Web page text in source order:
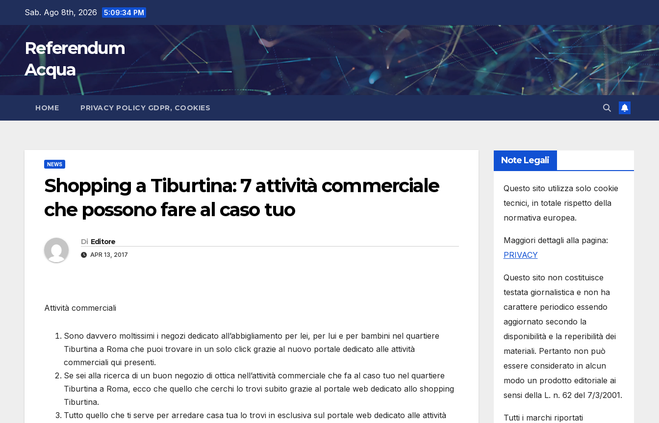
contenuto
Sab. Ago 8th, 2026 5:09:35 PM
Referendum
Acqua
HOME PRIVACY POLICY GDPR, COOKIES
NEWS
Shopping a Tiburtina: 7 attività commerciale
che possono fare al caso tuo
Di Editore
APR 13, 2017
Attività commerciali
Sono davvero moltissimi i negozi dedicato all’abbigliamento per lei, per lui e per bambini nel quartiere
Tiburtina a Roma che puoi trovare in un solo click grazie al nuovo portale dedicato alle attività
commerciali qui presenti.
Se sei alla ricerca di un buon negozio di ottica nell’attività commerciale che fa al caso tuo nel quartiere
Tiburtina a Roma, ecco che quello che cerchi lo trovi subito grazie al portale web dedicato allo shopping
Tiburtina.
Tutto quello che ti serve per arredare casa tua lo trovi in esclusiva sul portale web dedicato alle attività
Note Legali
Questo sito utilizza solo cookie
tecnici, in totale rispetto della
normativa europea.
Maggiori dettagli alla pagina:
PRIVACY
Questo sito non costituisce
testata giornalistica e non ha
carattere periodico essendo
aggiornato secondo la
disponibilità e la reperibilità dei
materiali. Pertanto non può
essere considerato in alcun
modo un prodotto editoriale ai
sensi della L. n. 62 del 7/3/2001.
Tutti i marchi riportati